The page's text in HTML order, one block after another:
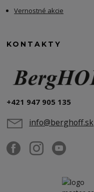
Vernostné akcie
KONTAKTY
+421 947 905 135
info@berghoff.sk